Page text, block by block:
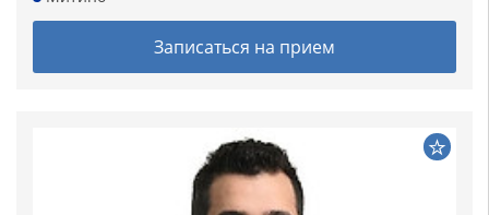
Записаться на прием